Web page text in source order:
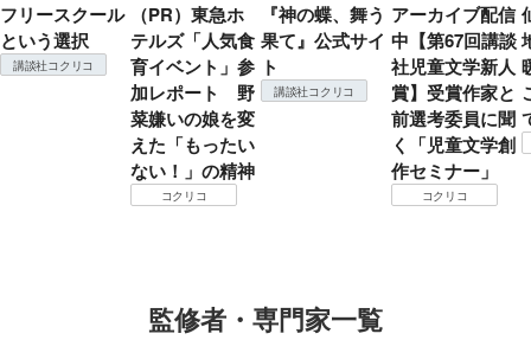
フリースクール
という選択
講談社コクリコ
（PR）東急ホ
テルズ「人気食
育イベント」参
加レポート 野
菜嫌いの娘を変
えた「もったい
ない！」の精神
コクリコ
『神の蝶、舞う
果て』公式サイ
ト
講談社コクリコ
アーカイブ配信
中【第67回講談
社児童文学新人
賞】受賞作家と
前選考委員に聞
く「児童文学創
作セミナー」
コクリコ
監修者・専門家一覧